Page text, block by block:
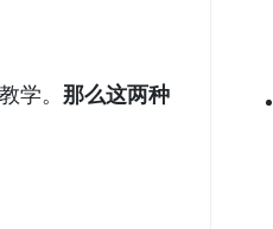
学。 那么这两种